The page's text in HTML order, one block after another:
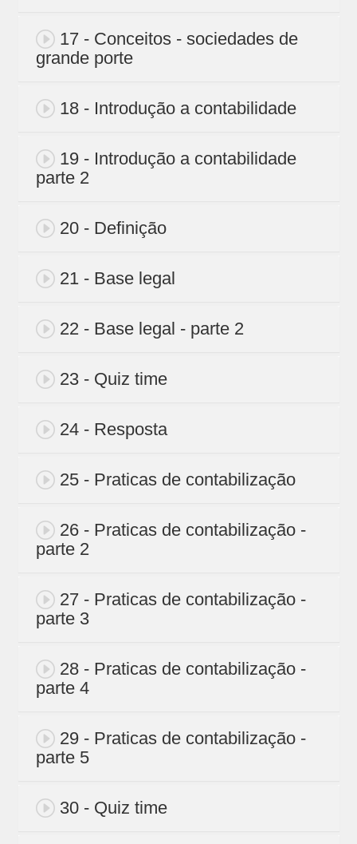
17 - Conceitos - sociedades de
grande porte
18 - Introdução a contabilidade
19 - Introdução a contabilidade
parte 2
20 - Definição
21 - Base legal
22 - Base legal - parte 2
23 - Quiz time
24 - Resposta
25 - Praticas de contabilização
26 - Praticas de contabilização -
parte 2
27 - Praticas de contabilização -
parte 3
28 - Praticas de contabilização -
parte 4
29 - Praticas de contabilização -
parte 5
30 - Quiz time